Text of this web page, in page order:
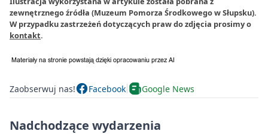
zewnętrznego źródła (Muzeum Pomorza Środkowego w Słupsku).
W przypadku zastrzeżeń dotyczących praw do zdjęcia prosimy o
kontakt.
Zaobserwuj nas! Facebook Google News
Nadchodzące wydarzenia